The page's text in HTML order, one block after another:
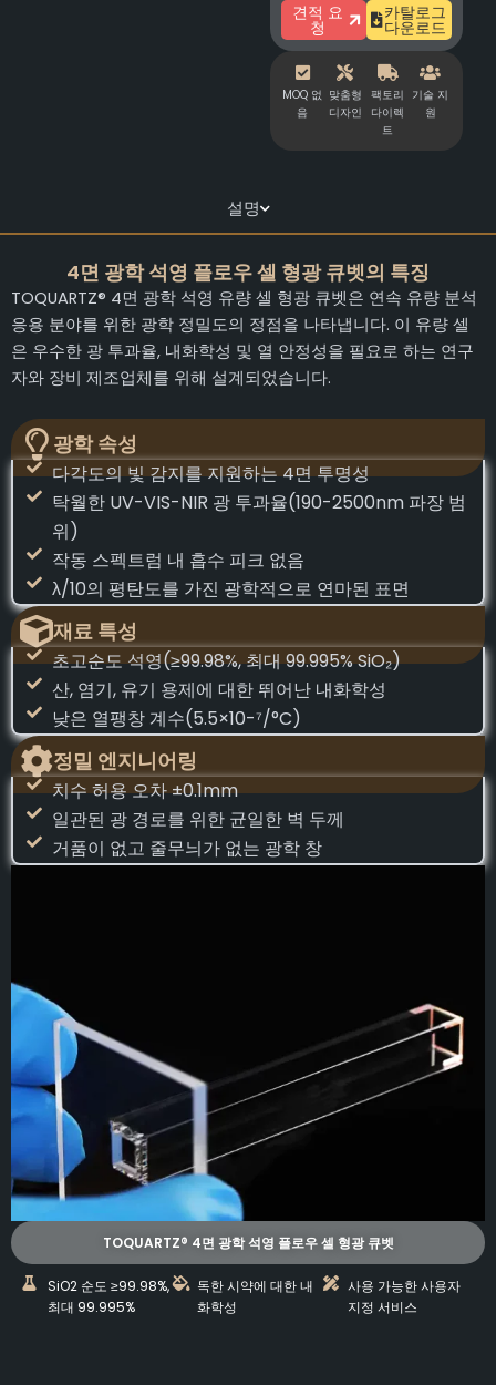
견적 요
청
카탈로그
다운로드
MOQ 없
음
맞춤형
디자인
팩토리
다이렉
트
기술 지
원
설명
4면 광학 석영 플로우 셀 형광 큐벳의 특징
TOQUARTZ® 4면 광학 석영 유량 셀 형광 큐벳은 연속 유량 분석
응용 분야를 위한 광학 정밀도의 정점을 나타냅니다. 이 유량 셀
은 우수한 광 투과율, 내화학성 및 열 안정성을 필요로 하는 연구
자와 장비 제조업체를 위해 설계되었습니다.
광학 속성
다각도의 빛 감지를 지원하는 4면 투명성
탁월한 UV-VIS-NIR 광 투과율(190-2500nm 파장 범
위)
작동 스펙트럼 내 흡수 피크 없음
λ/10의 평탄도를 가진 광학적으로 연마된 표면
재료 특성
초고순도 석영(≥99.98%, 최대 99.995% SiO₂)
산, 염기, 유기 용제에 대한 뛰어난 내화학성
낮은 열팽창 계수(5.5×10-⁷/°C)
정밀 엔지니어링
치수 허용 오차 ±0.1mm
일관된 광 경로를 위한 균일한 벽 두께
거품이 없고 줄무늬가 없는 광학 창
TOQUARTZ® 4면 광학 석영 플로우 셀 형광 큐벳
SiO2 순도 ≥99.98%,
최대 99.995%
독한 시약에 대한 내
화학성
사용 가능한 사용자
지정 서비스